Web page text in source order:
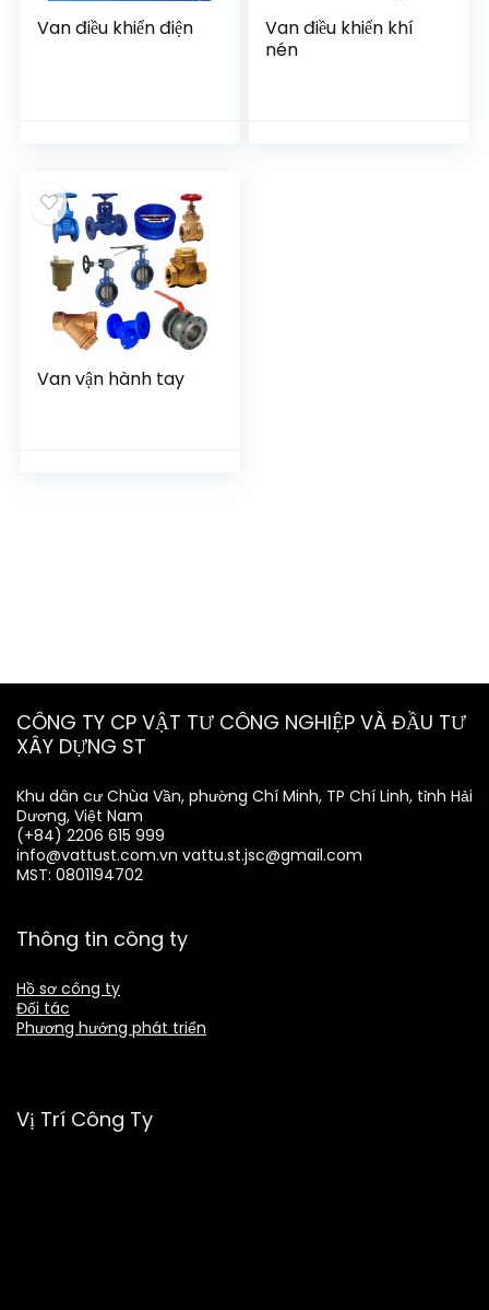
Van điều khiển điện
Van điều khiển khí
nén
Van vận hành tay
CÔNG TY CP VẬT TƯ CÔNG NGHIỆP VÀ ĐẦU TƯ
XÂY DỰNG ST
Khu dân cư Chùa Vần, phường Chí Minh, TP Chí Linh, tỉnh Hải
Dương, Việt Nam
(+84) 2206 615 999
info@vattust.com.vn vattu.st.jsc@gmail.com
MST: 0801194702
Thông tin công ty
Hồ sơ công ty
Đối tác
Phương hướng phát triển
Vị Trí Công Ty